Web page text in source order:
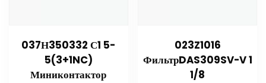
037Н350332 С1 5-
5(3+1NC)
Миниконтактор
023Z1016
ФильтрDAS309SV-V 1
1/8